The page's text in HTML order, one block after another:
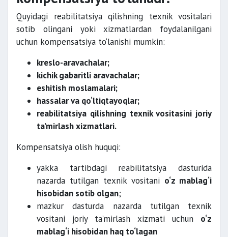
Quyidagi reabilitatsiya qilishning texnik vositalari
sotib olingani yoki xizmatlardan foydalanilgani
uchun kompensatsiya to‘lanishi mumkin:
kreslo-aravachalar;
kichik gabaritli aravachalar;
eshitish moslamalari;
hassalar va qo‘ltiqtayoqlar;
reabilitatsiya qilishning texnik vositasini joriy
ta’mirlash xizmatlari.
Kompensatsiya olish huquqi:
yakka tartibdagi reabilitatsiya dasturida
nazarda tutilgan texnik vositani o‘z mablag‘i
hisobidan sotib olgan;
mazkur dasturda nazarda tutilgan texnik
vositani joriy ta’mirlash xizmati uchun o‘z
mablag‘i hisobidan haq to‘lagan